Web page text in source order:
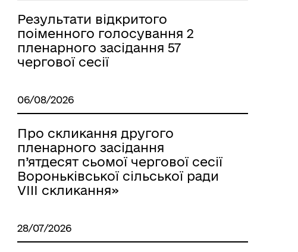
Результати відкритого
поіменного голосування 2
пленарного засідання 57
чергової сесії
06/08/2026
Про скликання другого
пленарного засідання
п’ятдесят сьомої чергової сесії
Вороньківської сільської ради
VIIІ скликання»
28/07/2026